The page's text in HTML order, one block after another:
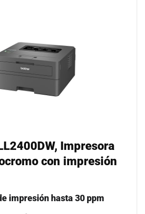
Impresora
con impresión
impresión hasta 30 ppm